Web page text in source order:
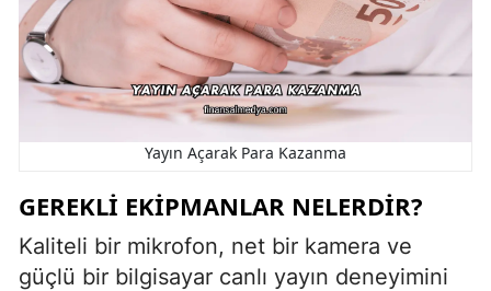
Yayın Açarak Para Kazanma
GEREKLI EKIPMANLAR NELERDIR?
Kaliteli bir mikrofon, net bir kamera ve
güçlü bir bilgisayar canlı yayın deneyimini